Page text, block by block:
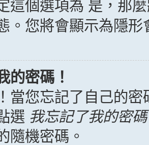
這個選項為 是 ，那
。您將會顯示為隱形
的密碼！
當您忘記了自己的
選 我忘記了我的密碼
隨機密碼。